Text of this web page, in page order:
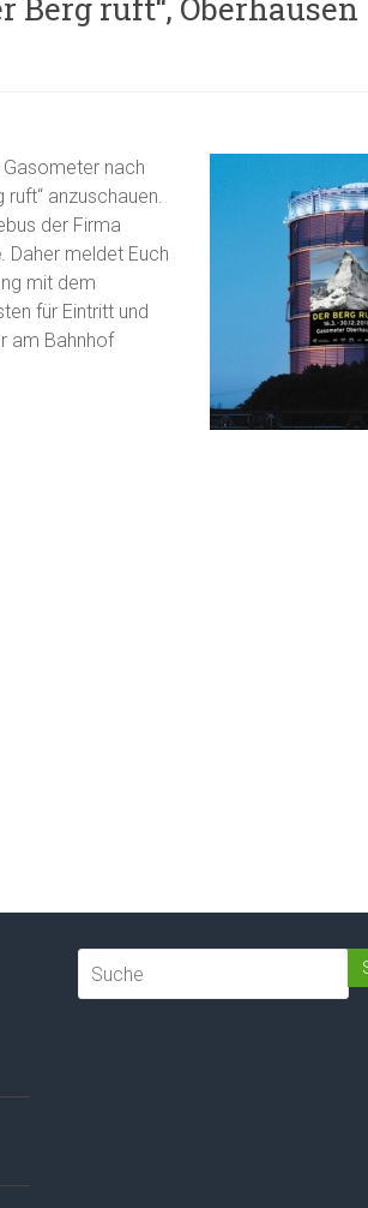
Berg ruft“, Oberhausen
nach
ruft“ anzuschauen.
der Firma
. Daher meldet Euch
mit dem
für Eintritt und
am Bahnhof